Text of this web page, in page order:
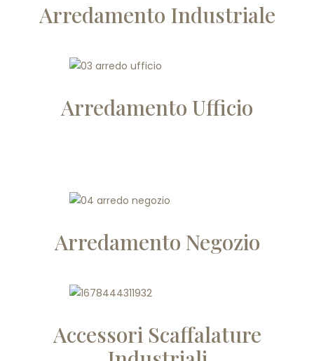
Arredamento Industriale
Arredamento Ufficio
Arredamento Negozio
Accessori Scaffalature